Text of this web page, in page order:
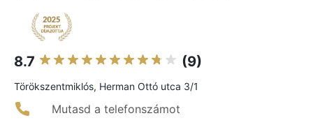
8.7 (9)
Törökszentmiklós, Herman Ottó utca 3/1
Mutasd a telefonszámot